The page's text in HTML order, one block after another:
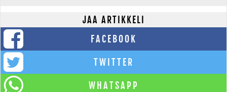
JAA ARTIKKELI
FACEBOOK
TWITTER
WHATSAPP